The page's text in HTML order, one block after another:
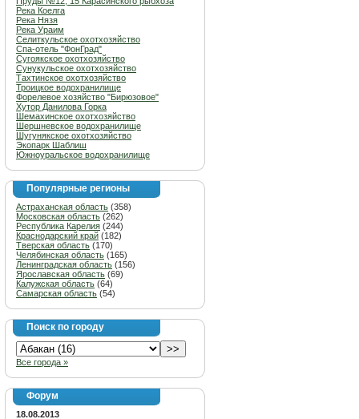
Река Коелга
Река Нязя
Река Ураим
Селиткульское охотхозяйство
Спа-отель "ФонГрад"
Сугоякское охотхозяйство
Сунукульское охотхозяйство
Тахтинское охотхозяйство
Троицкое водохранилище
Форелевое хозяйство "Бирюзовое"
Хутор Данилова Горка
Шемахинское охотхозяйство
Шершневское водохранилище
Шугунякское охотхозяйство
Экопарк Шаблиш
Южноуральское водохранилище
Популярные регионы
Астраханская область (358)
Московская область (262)
Республика Карелия (244)
Краснодарский край (182)
Тверская область (170)
Челябинская область (165)
Ленинградская область (156)
Ярославская область (69)
Калужская область (64)
Самарская область (54)
Поиск по городу
Все города »
Форум
18.08.2013